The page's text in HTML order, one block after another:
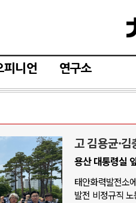
피니언 연구소
고 김용균·
용산 대통령실
태안화력발전소
발전 비정규직
AI와 인간
국 AI, 저가 공세로 글로벌 토큰 시..